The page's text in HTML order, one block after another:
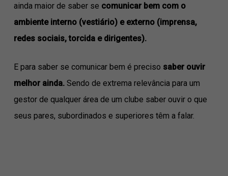
ainda maior de saber se comunicar bem com o
ambiente interno (vestiário) e externo (imprensa,
redes sociais, torcida e dirigentes).
E para saber se comunicar bem é preciso saber ouvir
melhor ainda.Sendo de extrema relevância para um
gestor de qualquer área de um clube saber ouvir o que
seus pares, subordinados e superiores têm a falar.